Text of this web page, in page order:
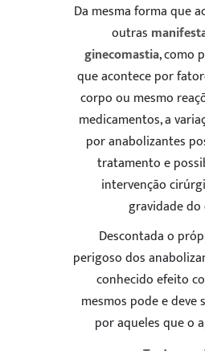
Da mesma forma que
outras
ginecomastia, como
que acontece por
corpo ou mesmo
medicamentos, a
por anabolizantes
tratamento e
intervenção
gravidade do
Descontada o
perigoso dos
conhecido efeito
mesmos pode e deve
por aqueles que o